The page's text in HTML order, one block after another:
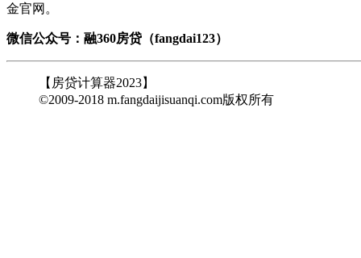
金官网。
微信公众号： 融360房贷 （fangdai123）
【房贷计算器2023】
©2009-2018 m.fangdaijisuanqi.com版权所有